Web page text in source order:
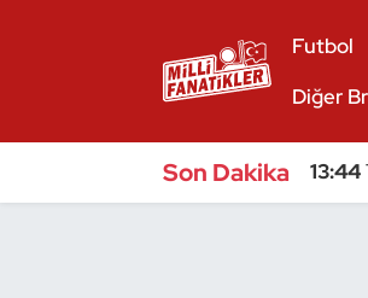
Futbol
Diğer
Son Dakika 13:44